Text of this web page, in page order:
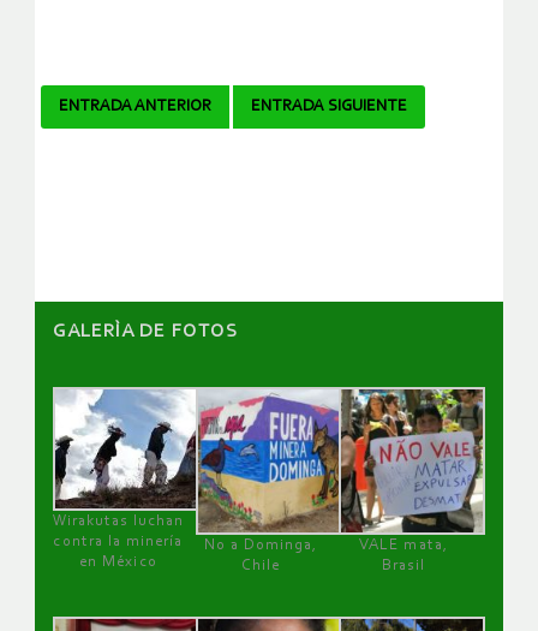
Navegador
ENTRADA ANTERIOR ENTRADA SIGUIENTE
GALERÌA DE FOTOS
Wirakutas luchan
contra la minería
en México
No a Dominga,
Chile
VALE mata,
Brasil